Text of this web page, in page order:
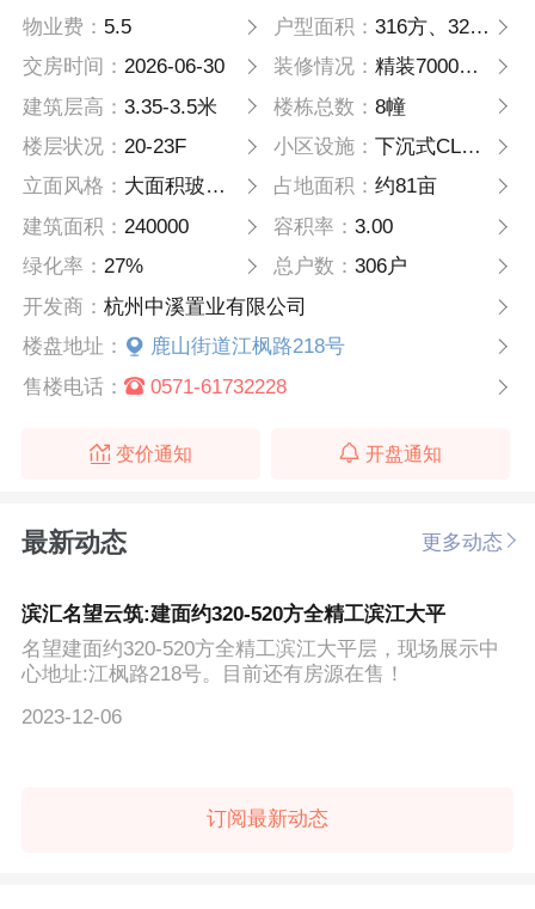
物业费： 5.5 户型面积： 316方、320方、380方、520方
交房时间：2026-06-30 装修情况： 精装7000元/方
建筑层高：3.35-3.5米 楼栋总数： 8幢
楼层状况：20-23F 小区设施： 下沉式CLUB会所、恒温泳池、健身房、约3000方三星级市场
立面风格： 大面积玻璃幕墙搭配金属铝板 占地面积： 约81亩
建筑面积：240000 容积率： 3.00
绿化率：27% 总户数： 306户
开发商：杭州中溪置业有限公司
楼盘地址：
鹿山街道江枫路218号
售楼电话：
0571-61732228
变价通知 开盘通知
最新动态 更多动态
滨汇名望云筑:建面约320-520方全精工滨江大平
名望建面约320-520方全精工滨江大平层，现场展示中
心地址:江枫路218号。目前还有房源在售！
2023-12-06
订阅最新动态